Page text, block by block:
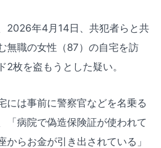
2026年4月14日、共犯者らと共
無職の女性（87）の自宅を訪
2枚を盗もうとした疑い。
には事前に警察官などを名乗る
「病院で偽造保険証が使われて
からお金が引き出されている」